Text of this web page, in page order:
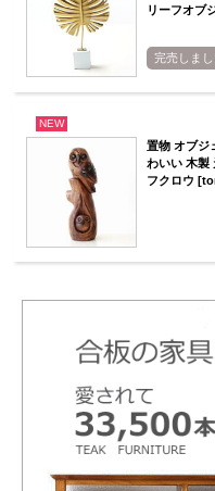
リーフオブ
完売しまし
NEW
置物 オブジ
わいい 木製
フクロウ